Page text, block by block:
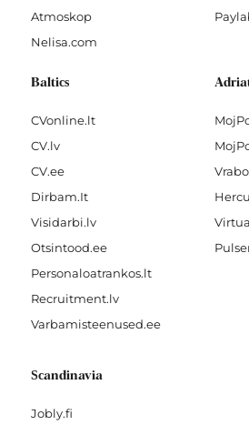
Atmoskop
Nelisa.com
Baltics
CVonline.lt
CV.lv
CV.ee
Dirbam.It
Visidarbi.lv
Otsintood.ee
Personaloatrankos.lt
Recruitment.lv
Varbamisteenused.ee
Scandinavia
Jobly.fi